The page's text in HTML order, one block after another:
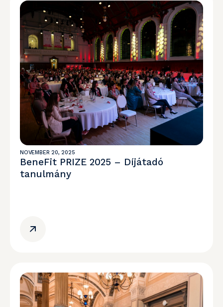
NOVEMBER 20, 2025
BeneFit PRIZE 2025 – Díjátadó
tanulmány